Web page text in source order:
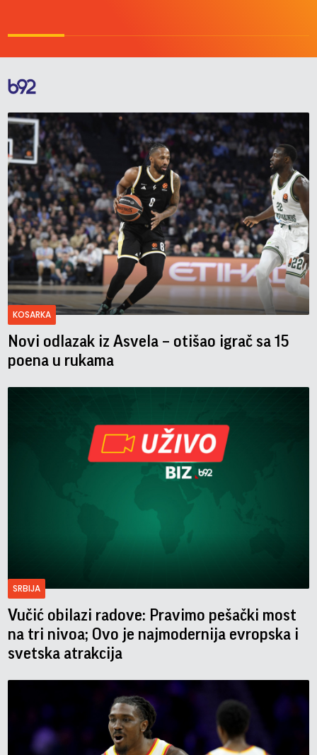
KOSARKA
Novi odlazak iz Asvela – otišao igrač sa 15
poena u rukama
SRBIJA
Vučić obilazi radove: Pravimo pešački most
na tri nivoa; Ovo je najmodernija evropska i
svetska atrakcija